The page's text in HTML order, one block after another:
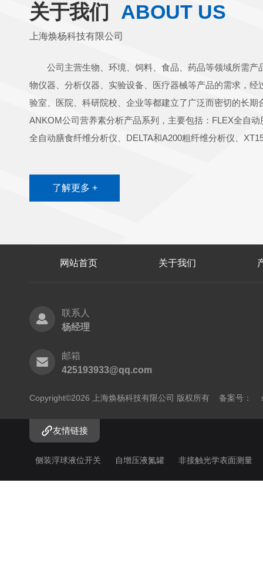
关于我们 ABOUT US
上海焕杨科技有限公司
公司主营生物、环境、饲料、食品、药品等领域所需产
物仪器、分析仪器、实验设备、医疗器械等产品的需求，经
验室、医院、科研院校、企业等都建立了广泛而密切的长期
ANKOM公司营养素分析产品系列，主要包括：FLEX全自
全自动膳食纤维分析仪、DELTA和A200粗纤维分析仪、
ANKOM公司始终致力于动物科学和食品科学领域专用仪器
有多种先进技术，“以人为本”的理念体现在产品细节的方方
了解更多 +
网站首页 关于我们
联系人
杨经理
邮箱
425193933@qq.com
Copyright©2026 上海焕杨科技有限公司 版权所有 备案号：
友情链接
侧装浮球液位开关 自增压液氮罐 非接触光学表面测量